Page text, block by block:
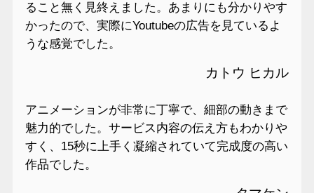
ること無く見終えました。あまりにも分かりやす
かったので、実際にYoutubeの広告を見ているよ
うな感覚でした。
カトウ ヒカル
アニメーションが非常に丁寧で、細部の動きまで
魅力的でした。サービス内容の伝え方もわかりや
すく、15秒に上手く凝縮されていて完成度の高い
作品でした。